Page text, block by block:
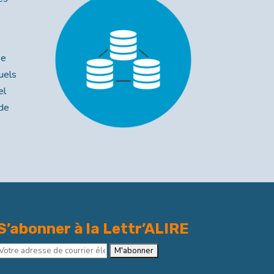
à la Lettr’ALIRE